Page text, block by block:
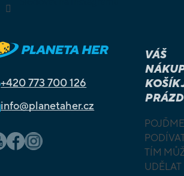
+420773 700 126
info@planetaher.cz
VÁŠ
KOŠÍK
TÍM
UDĚLAT